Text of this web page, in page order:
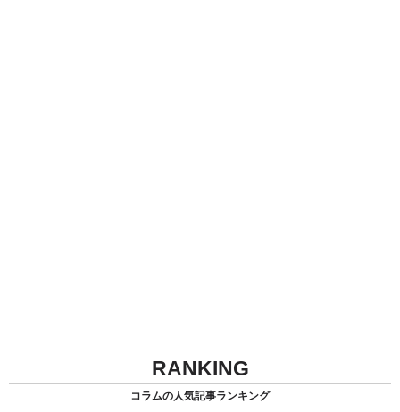
RANKING
コラムの人気記事ランキング